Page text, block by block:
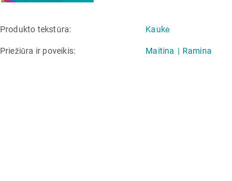
Produkto tekstūra Kaukė
Priežiūra ir poveikis Maitina Ramina